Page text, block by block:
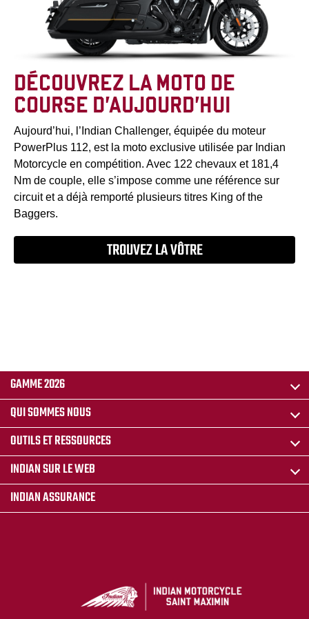
DÉCOUVREZ LA MOTO DE
COURSE D’AUJOURD’HUI
Aujourd’hui, l’Indian Challenger, équipée du moteur
PowerPlus 112, est la moto exclusive utilisée par Indian
Motorcycle en compétition. Avec 122 chevaux et 181,4
Nm de couple, elle s’impose comme une référence sur
circuit et a déjà remporté plusieurs titres King of the
Baggers.
TROUVEZ LA VÔTRE
GAMME 2026
QUI SOMMES NOUS
OUTILS ET RESSOURCES
INDIAN SUR LE WEB
INDIAN ASSURANCE